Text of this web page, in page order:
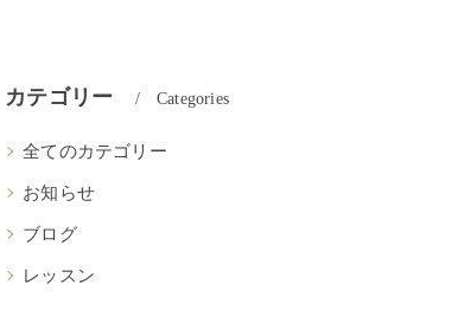
カテゴリー Categories
全てのカテゴリー
お知らせ
ブログ
レッスン